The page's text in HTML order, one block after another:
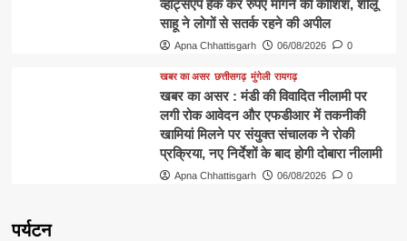
व्हाट्सएप हैक कर रुपए मांगने की कोशिश, शीलू
साहू ने लोगों से सतर्क रहने की अपील
Apna Chhattisgarh 06/08/2026 0
खबर का असर छत्तीसगढ़ मुंगेली रायगढ़
खबर का असर : मंडी की विवादित नीलामी पर
लगी रोक आवेदन और एफडीआर में तकनीकी
खामियां मिलने पर संयुक्त संचालक ने रोकी
प्रक्रिया, नए निर्देशों के बाद होगी दोबारा नीलामी
Apna Chhattisgarh 06/08/2026 0
पर्यटन